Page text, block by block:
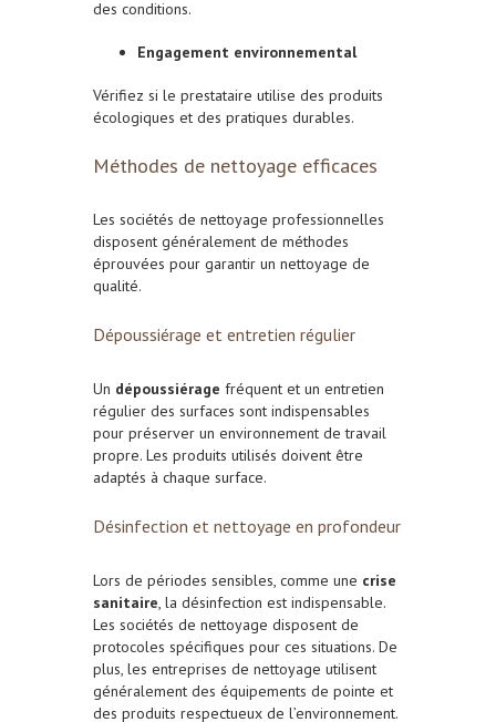
des conditions.
Engagement environnemental
Vérifiez si le prestataire utilise des produits
écologiques et des pratiques durables.
Méthodes de nettoyage efficaces
Les sociétés de nettoyage professionnelles
disposent généralement de méthodes
éprouvées pour garantir un nettoyage de
qualité.
Dépoussiérage et entretien régulier
Un dépoussiérage fréquent et un entretien
régulier des surfaces sont indispensables
pour préserver un environnement de travail
propre. Les produits utilisés doivent être
adaptés à chaque surface.
Désinfection et nettoyage en profondeur
Lors de périodes sensibles, comme une crise
sanitaire, la désinfection est indispensable.
Les sociétés de nettoyage disposent de
protocoles spécifiques pour ces situations. De
plus, les entreprises de nettoyage utilisent
généralement des équipements de pointe et
des produits respectueux de l’environnement.